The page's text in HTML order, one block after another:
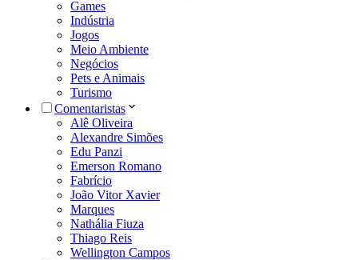
Games
Indústria
Jogos
Meio Ambiente
Negócios
Pets e Animais
Turismo
Comentaristas
Alê Oliveira
Alexandre Simões
Edu Panzi
Emerson Romano
Fabrício
João Vitor Xavier
Marques
Nathália Fiuza
Thiago Reis
Wellington Campos